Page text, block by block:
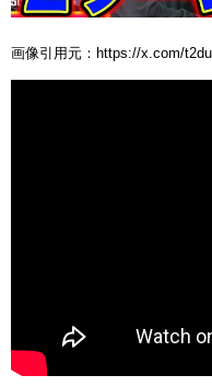
画像引用元：https://x.com/